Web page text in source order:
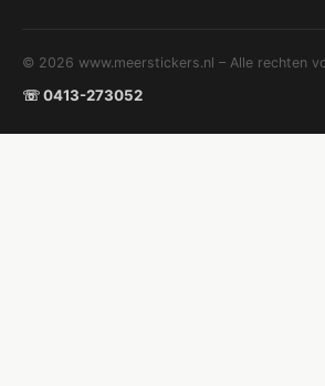
© 2026 www.meerstickers.nl – Alle rechten
☏ 0413-273052